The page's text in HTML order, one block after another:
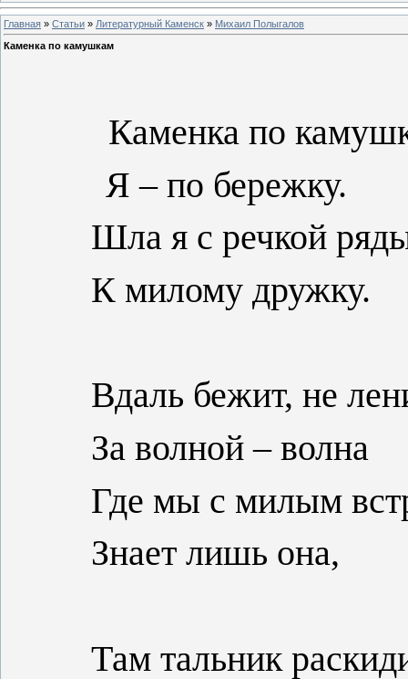
Главная » Статьи » Литературный Каменск » Михаил Полыгалов
Каменка по камушкам
Каменка по
Я – по бережку.
Шла я с речкой
К милому дружку.
Вдаль бежит, не
За волной – волна
Где мы с милым
Знает лишь она,
Там тальник